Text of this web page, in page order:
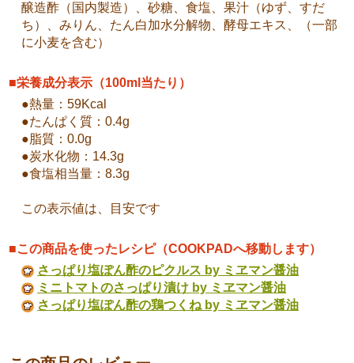
醸造酢（国内製造）、砂糖、食塩、果汁（ゆず、すだ
ち）、みりん、たん白加水分解物、酵母エキス、（一部
に小麦を含む）
■栄養成分表示（100ml当たり）
●熱量：59Kcal
●たんぱく質：0.4g
●脂質：0.0g
●炭水化物：14.3g
●食塩相当量：8.3g
この表示値は、目安です
■この商品を使ったレシピ（COOKPADへ移動します）
さっぱり塩ぽん酢のピクルス by ミヱマン醤油
ミニトマトのさっぱり漬け by ミヱマン醤油
さっぱり塩ぽん酢の鶏つくね by ミヱマン醤油